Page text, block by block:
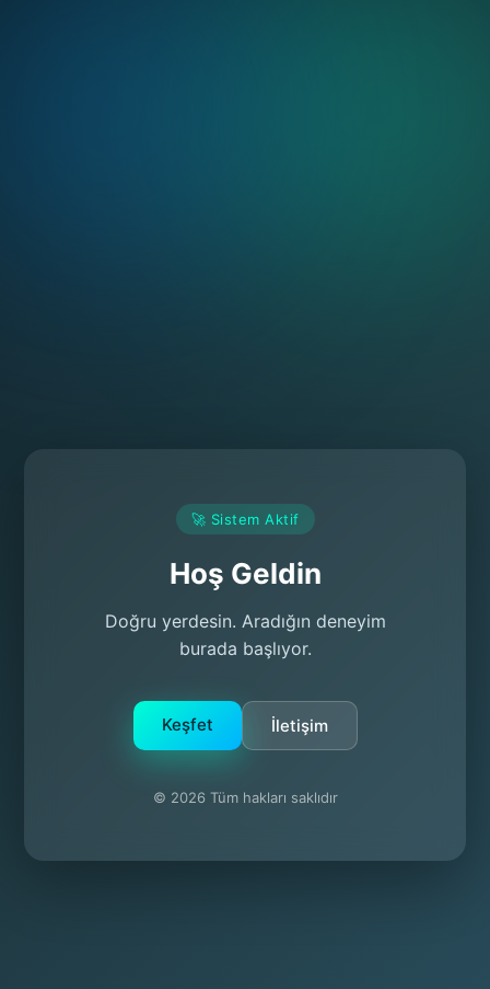
🚀 Sistem Aktif
Hoş Geldin
Doğru yerdesin. Aradığın deneyim
burada başlıyor.
Keşfet İletişim
© 2026 Tüm hakları saklıdır